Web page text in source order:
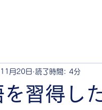
習得し
月20日 読了時間: 4分